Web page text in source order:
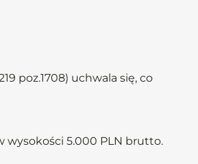
poz.1708) uchwala się, co
wysokości 5.000 PLN brutto.